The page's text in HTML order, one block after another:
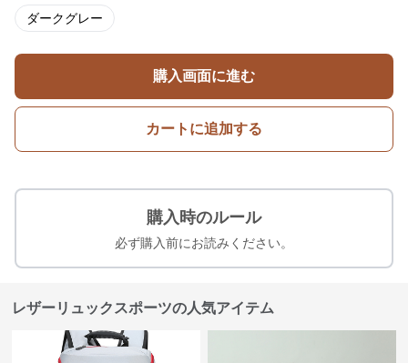
ダークグレー
購入画面に進む
カートに追加する
購入時のルール
必ず購入前にお読みください。
レザーリュックスポーツの人気アイテム